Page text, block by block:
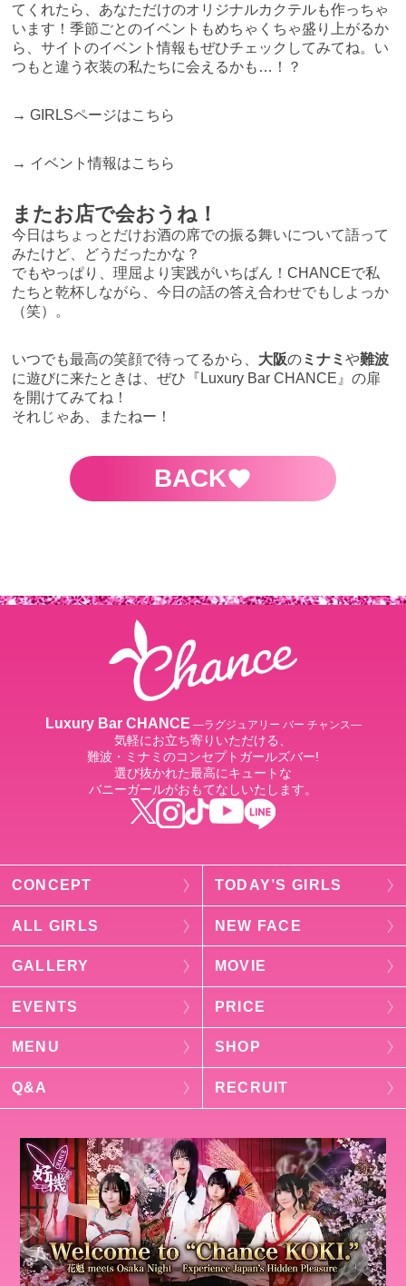
てくれたら、あなただけのオリジナルカクテルも作っちゃ
います！季節ごとのイベントもめちゃくちゃ盛り上がるか
ら、サイトのイベント情報もぜひチェックしてみてね。い
つもと違う衣装の私たちに会えるかも…！？
→GIRLSページはこちら
→ イベント情報はこちら
またお店で会おうね！
今日はちょっとだけお酒の席での振る舞いについて語って
みたけど、どうだったかな？
でもやっぱり、理屈より実践がいちばん！CHANCEで私
たちと乾杯しながら、今日の話の答え合わせでもしよっか
（笑）。
いつでも最高の笑顔で待ってるから、 大阪のミナミや難波
に遊びに来たときは、ぜひ『Luxury Bar CHANCE』の扉
を開けてみてね！
それじゃあ、またねー！
BACK
Luxury Bar CHANCE ―ラグジュアリー バー チャンス―
気軽にお立ち寄りいただける、
難波・ミナミのコンセプトガールズバー!
選び抜かれた最高にキュートな
バニーガールがおもてなしいたします。
CONCEPT TODAY’S GIRLS
ALL GIRLS NEW FACE
GALLERY MOVIE
EVENTS PRICE
MENU SHOP
Q&A RECRUIT